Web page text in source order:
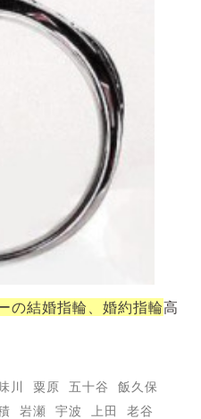
の結婚指輪、婚約指輪高
川 粟原 五十谷
飯久保
岩瀬 宇波 上田
老谷